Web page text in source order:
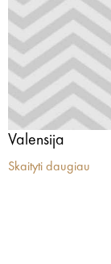
Valensija
Skaityti daugiau